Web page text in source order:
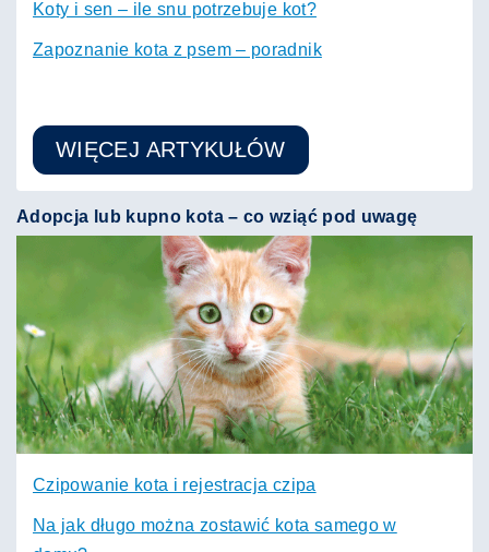
Koty i sen – ile snu potrzebuje kot?
Zapoznanie kota z psem – poradnik
WIĘCEJ ARTYKUŁÓW
Adopcja lub kupno kota – co wziąć pod uwagę
Czipowanie kota i rejestracja czipa
Na jak długo można zostawić kota samego w